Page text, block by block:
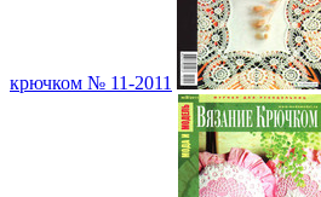
крючком № 11-2011